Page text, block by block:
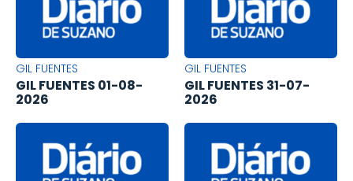
GIL FUENTES
GIL FUENTES 01-08-
2026
GIL FUENTES
GIL FUENTES 31-07-
2026